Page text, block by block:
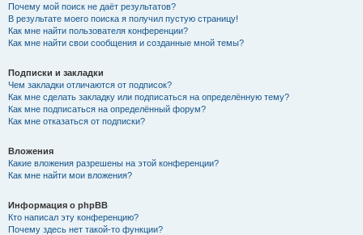
Почему мой поиск не даёт результатов?
В результате моего поиска я получил пустую страницу!
Как мне найти пользователя конференции?
Как мне найти свои сообщения и созданные мной темы?
Подписки и закладки
Чем закладки отличаются от подписок?
Как мне сделать закладку или подписаться на определённую тему?
Как мне подписаться на определённый форум?
Как мне отказаться от подписки?
Вложения
Какие вложения разрешены на этой конференции?
Как мне найти мои вложения?
Информация о phpBB
Кто написал эту конференцию?
Почему здесь нет такой-то функции?